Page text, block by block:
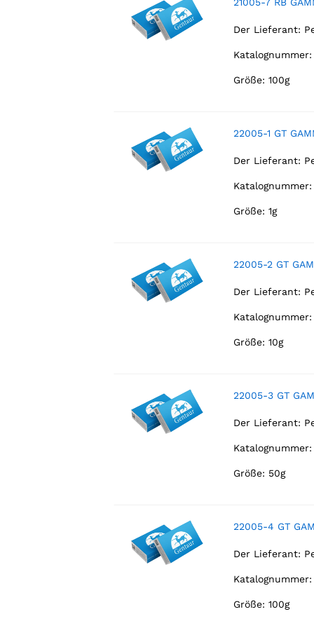
21005-7 RB
Der Lieferant:
Katalognummer:
Größe: 100g
22005-1 GT
Der Lieferant:
Katalognummer:
Größe: 1g
22005-2 GT
Der Lieferant:
Größe: 10g
22005-3 GT
Der Lieferant:
Größe: 50g
22005-4 GT
Der Lieferant:
Größe: 100g